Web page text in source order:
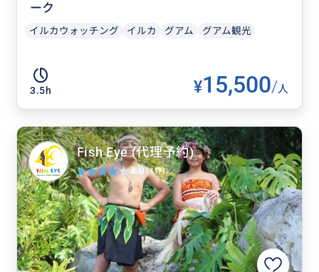
ーク
イルカウォッチング イルカ グアム グアム観光
3.5h ¥15,500/人
Fish Eye (代理予約)
4.0 (1件)